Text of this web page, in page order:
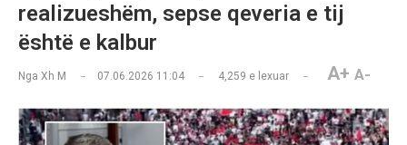
realizueshëm, sepse qeveria e tij
është e kalbur
Nga Xh M 07.06.2026 11:04 4,259 e lexuar A+ A-